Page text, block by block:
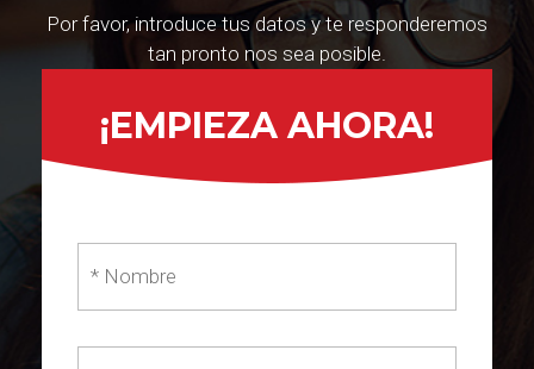
Por favor, introduce tus datos y te responderemos
tan pronto nos sea posible.
¡EMPIEZA AHORA!